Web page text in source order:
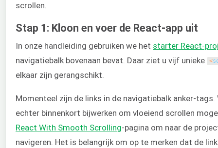
scrollen.
Stap 1: Kloon en voer de React-app uit
In onze handleiding gebruiken we het starter React-
navigatiebalk bovenaan bevat. Daar ziet u vijf unieke
<
elkaar zijn gerangschikt.
Momenteel zijn de links in de navigatiebalk anker-
echter binnenkort bijwerken om vloeiend scrollen
React With Smooth Scrolling-pagina om naar de
navigeren. Het is belangrijk om op te merken dat de